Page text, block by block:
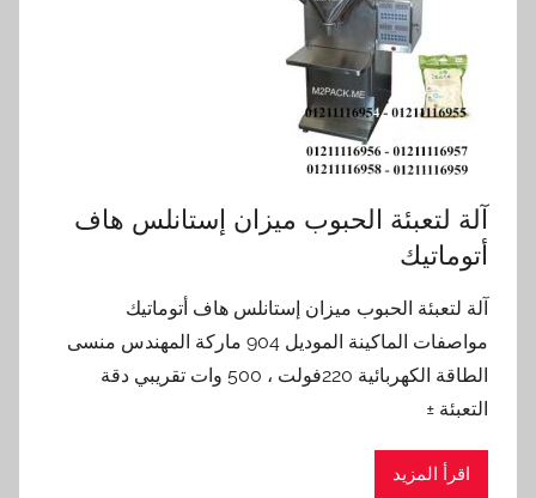
آلة لتعبئة الحبوب ميزان إستانلس هاف
أتوماتيك
آلة لتعبئة الحبوب ميزان إستانلس هاف أتوماتيك
مواصفات الماكينة الموديل 904 ماركة المهندس منسى
الطاقة الكهربائية 220فولت ، 500 وات تقريبي دقة
التعبئة ±
اقرأ المزيد